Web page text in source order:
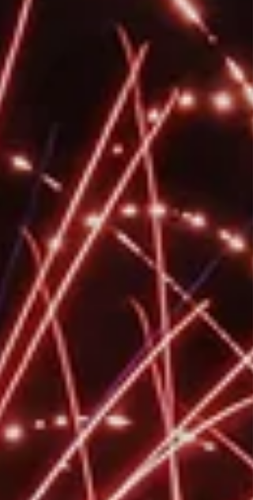
입니다. 기존에는 로그인 페이지가 먼저 보여지는 방
었으나 현재는 접속 시 대구·경북 지역 업소를 썸네일
태로 한눈에 확인할 수 있는 구조로 바뀌었습니다.이로
인해 사이트 성격과 지역 범위를 바로 파악할 수 있어
규 이용자나 빠른 정보 탐색을 원하는 사용자에게는
성이 개선된 편입니다. 장점과 단점이 함께 드러나는 리
뉴얼 방향 썸네일 중심 구조는 직관성과 가독성 측면
는 장점이 있지만, 기존 이용자에게는 다소 낯설게 느껴
질 수 있습니다. 이전 로그인 기반